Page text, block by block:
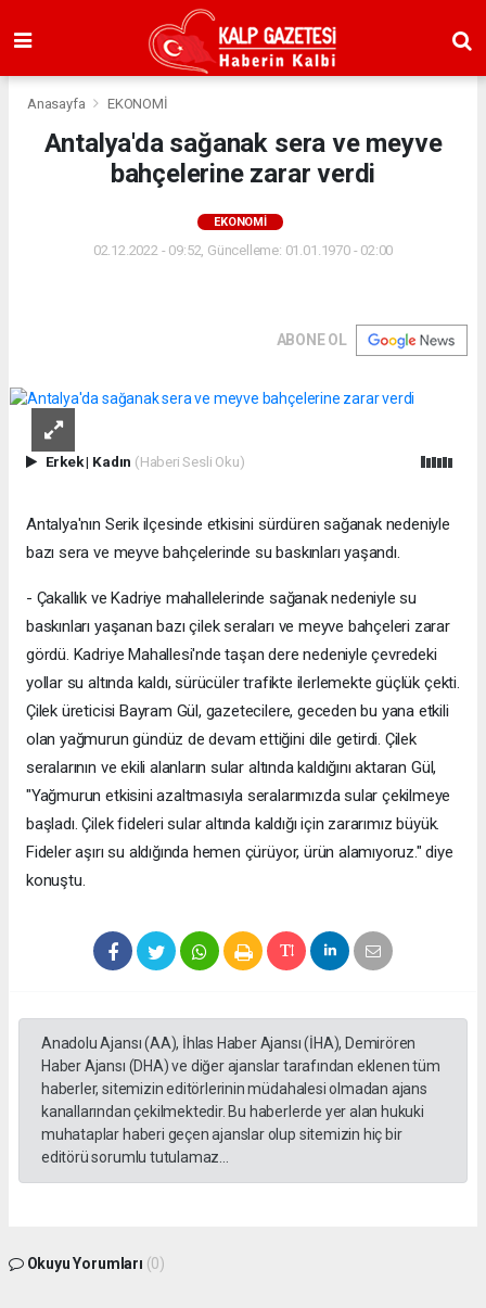
Anasayfa EKONOMİ
Antalya'da sağanak sera ve meyve
bahçelerine zarar verdi
EKONOMİ
02.12.2022 - 09:52, Güncelleme: 01.01.1970 - 02:00
ABONE OL
Erkek| Kadın (Haberi Sesli Oku)
Antalya'nın Serik ilçesinde etkisini sürdüren sağanak nedeniyle
bazı sera ve meyve bahçelerinde su baskınları yaşandı.
- Çakallık ve Kadriye mahallelerinde sağanak nedeniyle su
baskınları yaşanan bazı çilek seraları ve meyve bahçeleri zarar
gördü. Kadriye Mahallesi'nde taşan dere nedeniyle çevredeki
yollar su altında kaldı, sürücüler trafikte ilerlemekte güçlük çekti.
Çilek üreticisi Bayram Gül, gazetecilere, geceden bu yana etkili
olan yağmurun gündüz de devam ettiğini dile getirdi. Çilek
seralarının ve ekili alanların sular altında kaldığını aktaran Gül,
"Yağmurun etkisini azaltmasıyla seralarımızda sular çekilmeye
başladı. Çilek fideleri sular altında kaldığı için zararımız büyük.
Fideler aşırı su aldığında hemen çürüyor, ürün alamıyoruz." diye
konuştu.
Anadolu Ajansı (AA), İhlas Haber Ajansı (İHA), Demirören
Haber Ajansı (DHA) ve diğer ajanslar tarafından eklenen tüm
haberler, sitemizin editörlerinin müdahalesi olmadan ajans
kanallarından çekilmektedir. Bu haberlerde yer alan hukuki
muhataplar haberi geçen ajanslar olup sitemizin hiç bir
editörü sorumlu tutulamaz...
Okuyu Yorumları (0)